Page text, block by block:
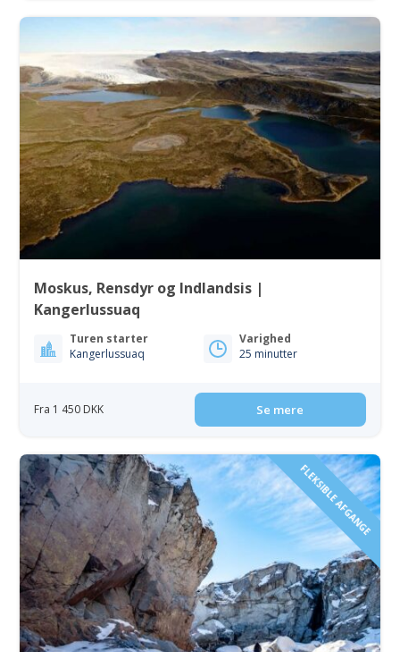
Moskus, Rensdyr og Indlandsis |
Kangerlussuaq
Turen starter
Kangerlussuaq
Varighed
25 minutter
Fra 1 450 DKK Se mere
FLEKSIBLE AFGANGE